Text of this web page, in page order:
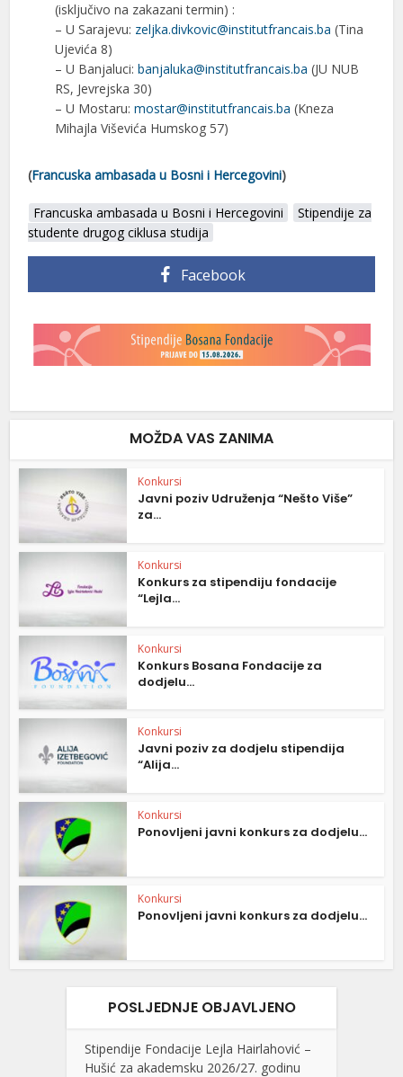
(isključivo na zakazani termin) :
– U Sarajevu: zeljka.divkovic@institutfrancais.ba(Tina
Ujevića 8)
– U Banjaluci: banjaluka@institutfrancais.ba(JU NUB
RS, Jevrejska 30)
– U Mostaru: mostar@institutfrancais.ba(Kneza
Mihajla Viševića Humskog 57)
(Francuska ambasada u Bosni i Hercegovini)
Francuska ambasada u Bosni i Hercegovini
Stipendije za
studente drugog ciklusa studija
Facebook
MOŽDA VAS ZANIMA
Konkursi
Javni poziv Udruženja “Nešto Više”
za...
Konkursi
Konkurs za stipendiju fondacije
“Lejla...
Konkursi
Konkurs Bosana Fondacije za
dodjelu...
Konkursi
Javni poziv za dodjelu stipendija
“Alija...
Konkursi
Ponovljeni javni konkurs za dodjelu...
Konkursi
Ponovljeni javni konkurs za dodjelu...
POSLJEDNJE OBJAVLJENO
Stipendije Fondacije Lejla Hairlahović –
Hušić za akademsku 2026/27. godinu